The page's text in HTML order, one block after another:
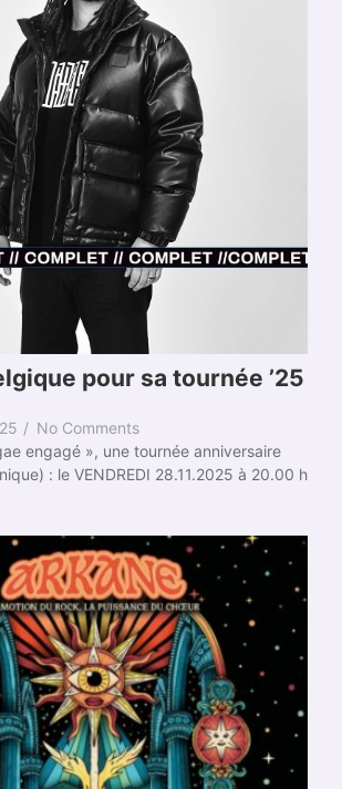
pour sa tournée ’25
/ No Comments
engagé », une tournée anniversaire
: le VENDREDI 28.11.2025 à 20.00 h